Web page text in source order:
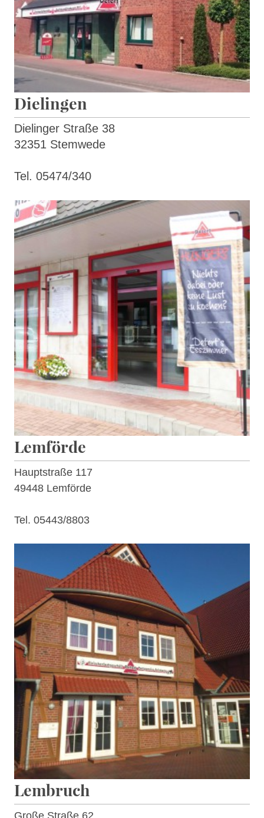
Dielingen
Dielinger Straße 38
32351 Stemwede
Tel. 05474/340
Lemförde
Hauptstraße 117
49448 Lemförde
Tel. 05443/8803
Lembruch